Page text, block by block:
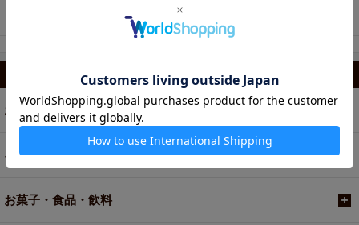
スティック10本BOX入
カテゴリから選ぶ
お茶
ギフト
お菓子・食品・飲料